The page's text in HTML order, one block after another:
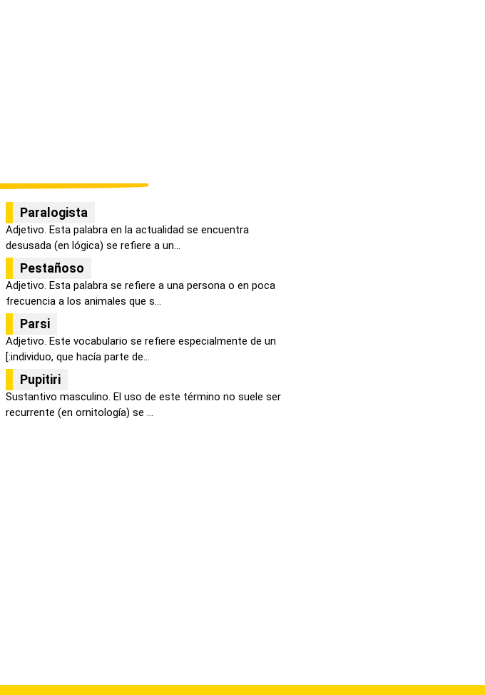
Paralogista
Adjetivo. Esta palabra en la actualidad se encuentra
desusada (en lógica) se refiere a un...
Pestañoso
Adjetivo. Esta palabra se refiere a una persona o en poca
frecuencia a los animales que s...
Parsi
Adjetivo. Este vocabulario se refiere especialmente de un
[:individuo, que hacía parte de...
Pupitiri
Sustantivo masculino. El uso de este término no suele ser
recurrente (en ornitología) se ...